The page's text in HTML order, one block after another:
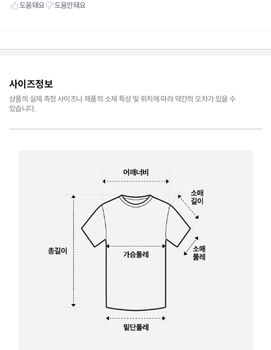
사이즈정보
상품의 실제 측정 사이즈나 제품의 소재 특성 및 위치에 따라 약간의 오차가 있을 수
있습니다.